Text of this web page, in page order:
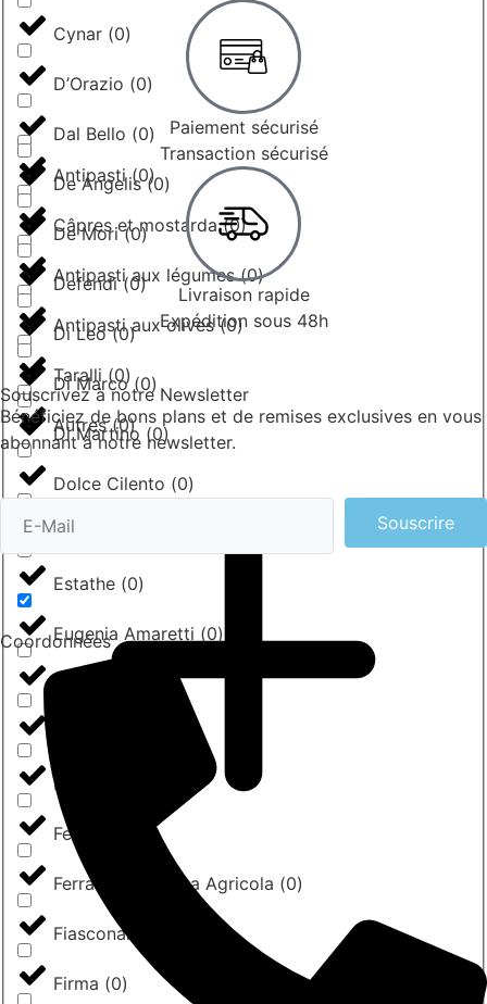
Antipasti(0)
Câpres et mostarda(0)
Antipasti aux légumes(0)
Antipasti aux olives(0)
Taralli (0)
Autres(0)
Cynar (0)
D’Orazio (0)
Dal Bello (0)
De Angelis(0)
De Mori(0)
Defendi(0)
Di Leo(0)
Di Marco (0)
Di Martino (0)
Dolce Cilento (0)
Dolianova
Estathe (0)
Eugenia Amaretti (0)
Felce Azzurra
Ferrarini
Ferrarini - Societa Agricola (0)
Fiasconaro
Firma (0)
Paiement sécurisé
Transaction sécurisé
Livraison rapide
Expédition sous 48h
Souscrivez à notre Newsletter
Bénéficiez de bons plans et de remises exclusives en vous
abonnant à notre newsletter.
Souscrire
Coordonnées